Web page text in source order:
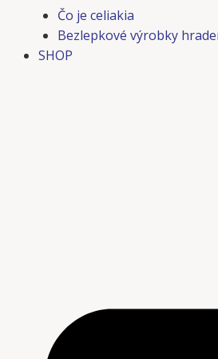
Čo je celiakia
Bezlepkové výrobky
SHOP